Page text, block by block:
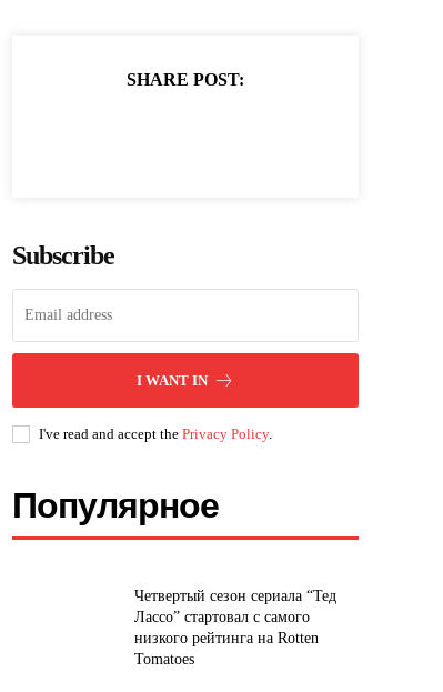
SHARE POST:
Subscribe
I WANT IN
I've read and accept thePrivacy Policy.
Популярное
Четвертый сезон сериала “Тед
Лассо” стартовал с самого
низкого рейтинга на Rotten
Tomatoes